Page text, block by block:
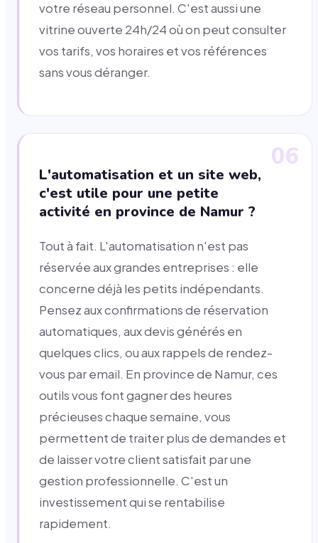
votre réseau personnel. C'est aussi une
vitrine ouverte 24h/24 où on peut consulter
vos tarifs, vos horaires et vos références
sans vous déranger.
06
L'automatisation et un site web,
c'est utile pour une petite
activité en province de Namur ?
Tout à fait. L'automatisation n'est pas
réservée aux grandes entreprises : elle
concerne déjà les petits indépendants.
Pensez aux confirmations de réservation
automatiques, aux devis générés en
quelques clics, ou aux rappels de rendez-
vous par email. En province de Namur, ces
outils vous font gagner des heures
précieuses chaque semaine, vous
permettent de traiter plus de demandes et
de laisser votre client satisfait par une
gestion professionnelle. C'est un
investissement qui se rentabilise
rapidement.